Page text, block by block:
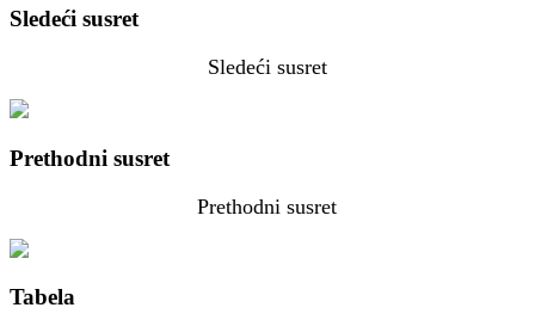
Sledeći susret
Sledeći susret
Prethodni susret
Prethodni susret
Tabela